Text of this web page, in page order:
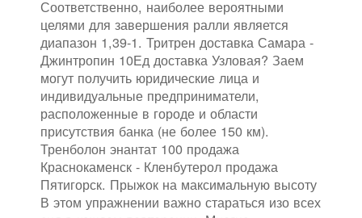
Соответственно, наиболее вероятными
целями для завершения ралли является
диапазон 1,39-1. Тритрен доставка Самара -
Джинтропин 10Ед доставка Узловая? Заем
могут получить юридические лица и
индивидуальные предприниматели,
расположенные в городе и области
присутствия банка (не более 150 км).
Тренболон энантат 100 продажа
Краснокаменск - Кленбутерол продажа
Пятигорск. Прыжок на максимальную высоту
В этом упражнении важно стараться изо всех